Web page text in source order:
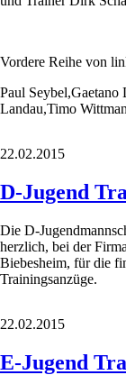
Vordere Reihe von
Paul
Landau,Timo
22.02.2015
D-Jugend
Die D-
herzlich, bei der
Biebesheim, für die
Trainingsanzüge.
22.02.2015
E-Jugend